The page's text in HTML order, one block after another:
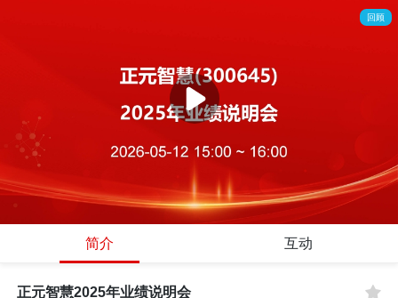
回顾
简介 互动
正元智慧2025年业绩说明会